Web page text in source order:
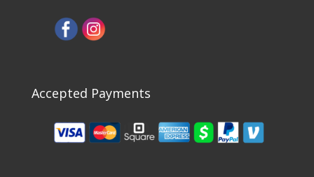
Accepted Payments